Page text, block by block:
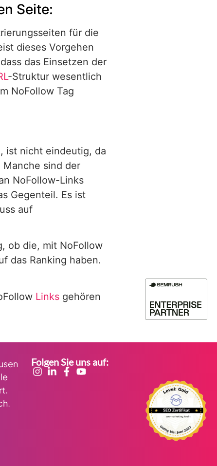
Seite:
für die
dieses Vorgehen
das Einsetzen der
-Struktur wesentlich
NoFollow Tag
ist nicht eindeutig, da
sind der
NoFollow-Links
Gegenteil. Es ist
auf
ob die, mit NoFollow
das Ranking haben.
Links gehören
Folgen Sie uns auf: